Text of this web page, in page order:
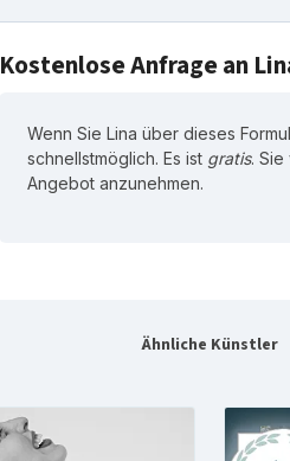
Kostenlose Anfrage an
Wenn Sie Lina über dieses
schnellstmöglich. Es ist gratis. Sie
Angebot anzunehmen.
Ähnliche Künstler